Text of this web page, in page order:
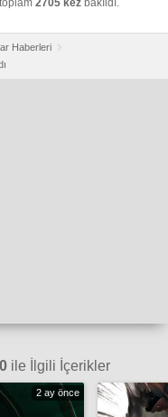
2705 kez bakıldı.
Haberleri
ile İlgili İçerikler
2 ay önce